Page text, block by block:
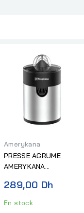
Amerykana
PRESSE AGRUME
AMERYKANA
289,00 Dh
En stock